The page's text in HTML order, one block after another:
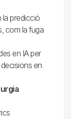
la predicció
com la fuga
en IA per
en